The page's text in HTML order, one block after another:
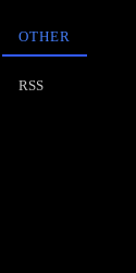
OTHER
RSS